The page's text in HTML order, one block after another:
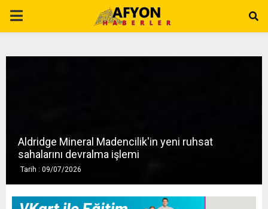
P
AAldridge Mineral Madencilik'in yeni ruhsat
sahalarını devralma işlemi
Tarih : 09/07/2026